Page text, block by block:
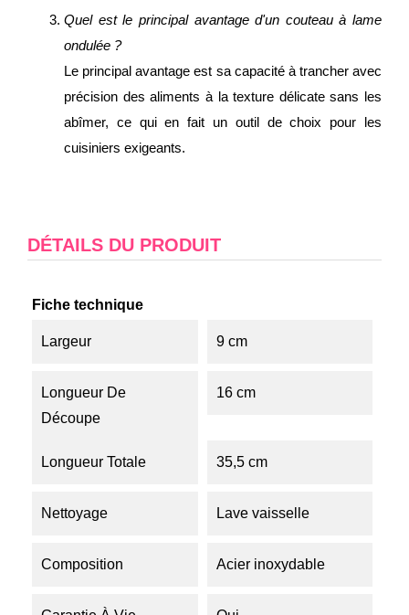
Quel est le principal avantage d'un couteau à lame
ondulée ?
Le principal avantage est sa capacité à trancher avec
précision des aliments à la texture délicate sans les
abîmer, ce qui en fait un outil de choix pour les
cuisiniers exigeants.
DÉTAILS DU PRODUIT
Fiche technique
Largeur 9 cm
Longueur De
Découpe
16 cm
Longueur Totale 35,5 cm
Nettoyage Lave vaisselle
Composition Acier inoxydable